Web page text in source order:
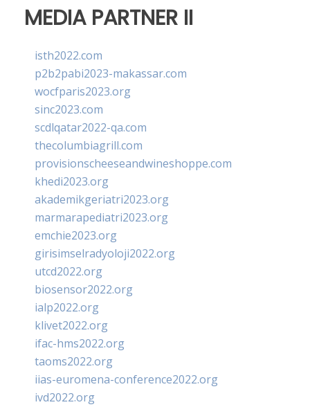
MEDIA PARTNER II
isth2022.com
p2b2pabi2023-makassar.com
wocfparis2023.org
sinc2023.com
scdlqatar2022-qa.com
thecolumbiagrill.com
provisionscheeseandwineshoppe.com
khedi2023.org
akademikgeriatri2023.org
marmarapediatri2023.org
emchie2023.org
girisimselradyoloji2022.org
utcd2022.org
biosensor2022.org
ialp2022.org
klivet2022.org
ifac-hms2022.org
taoms2022.org
iias-euromena-conference2022.org
ivd2022.org